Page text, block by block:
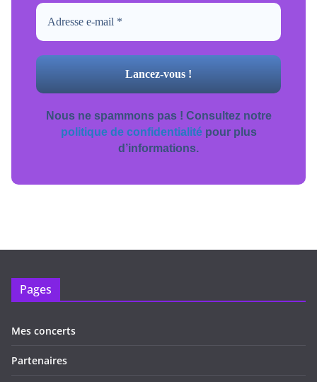
Nous ne spammons pas ! Consultez notre
politique de confidentialitépour plus
d’informations.
Pages
Mes concerts
Partenaires